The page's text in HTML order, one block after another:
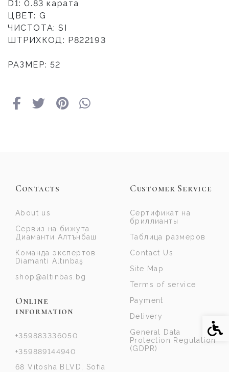
D1: 0.83 карата
ЦВЕТ: G
ЧИСТОТА: SI
ШТРИХКОД: Р822193
РАЗМЕР: 52
Contacts
About us
Сервиз на бижута
Диаманти Алтънбаш
Команда экспертов
Diamanti Altınbaş
shop@altinbas.bg
Online
information
+359883336050
+359889144940
68 Vitosha BLVD, Sofia
Customer Service
Сертификат на
бриллианты
Таблица размеров
Contact Us
Site Map
Terms of service
Payment
Delivery
General Data
Protection Regulation
(GDPR)